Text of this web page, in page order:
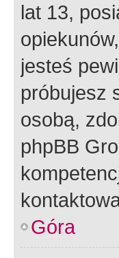
lat 13,
jesteś
próbujesz
osobą,
phpBB
Góra